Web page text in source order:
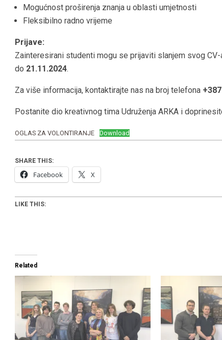
Mogućnost proširenja znanja u oblasti umjetnosti
Fleksibilno radno vrijeme
Prijave:
Zainteresirani studenti mogu se prijaviti slanjem svog
do 21.11.2024.
Za više informacija, kontaktirajte nas na broj telefona
Postanite dio kreativnog tima Udruženja ARKA i
OGLAS ZA VOLONTIRANJE Download
SHARE THIS:
Facebook X
LIKE THIS:
Related